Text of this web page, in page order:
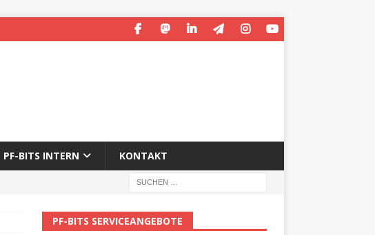
PF-BITS INTERN KONTAKT
PF-BITS SERVICEANGEBOTE